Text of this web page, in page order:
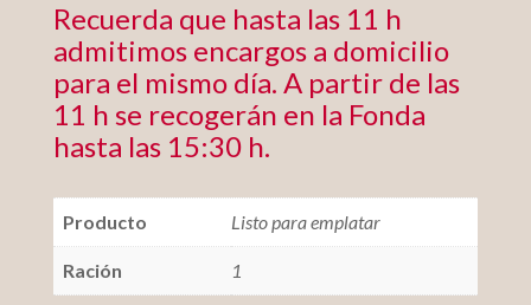
Recuerda que hasta las 11 h
admitimos encargos a domicilio
para el mismo día. A partir de las
11 h se recogerán en la Fonda
hasta las 15:30 h.
Producto Listo para emplatar
Ración 1